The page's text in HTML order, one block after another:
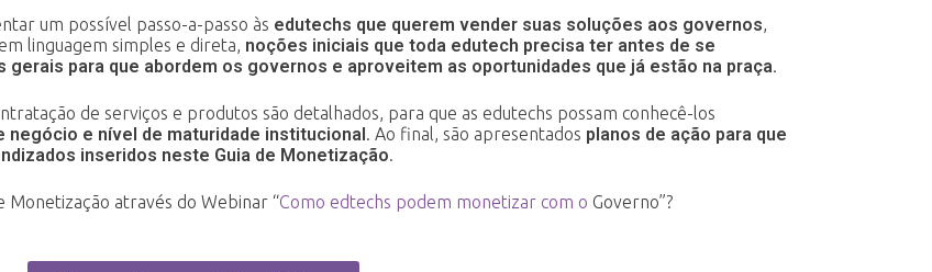
um possível passo-a-passo às edutechs que querem vender suas soluções aos governos,
linguagem simples e direta, noções iniciais que toda edutech precisa ter antes de se
gerais para que abordem os governos e aproveitem as oportunidades que já estão na praça.
de serviços e produtos são detalhados, para que as edutechs possam conhecê-los
negócio e nível de maturidade institucional. Ao final, são apresentados planos de ação para que
inseridos neste Guia de Monetização.
Monetização através do Webinar “Como edtechs podem monetizar com o Governo”?